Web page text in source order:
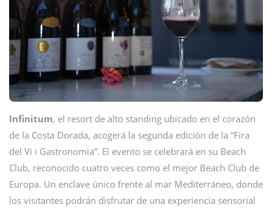
Infinitum, el resort de alto standing ubicado en el corazón
de la Costa Dorada, acogerá la segunda edición de la “Fira
del Vi i Gastronomia”. El evento se celebrará en su Beach
Club, reconocido cuatro veces como el mejor Beach Club de
Europa. Un enclave único frente al mar Mediterráneo, donde
los visitantes podrán disfrutar de una experiencia sensorial